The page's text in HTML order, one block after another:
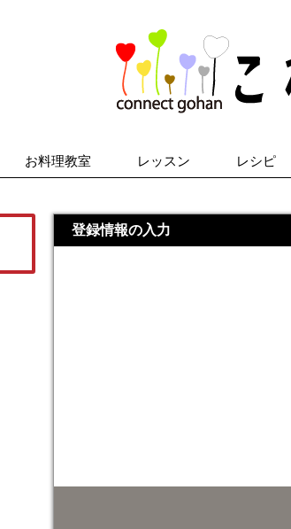
お料理教室 レッスン レシピ
登録情報の入力